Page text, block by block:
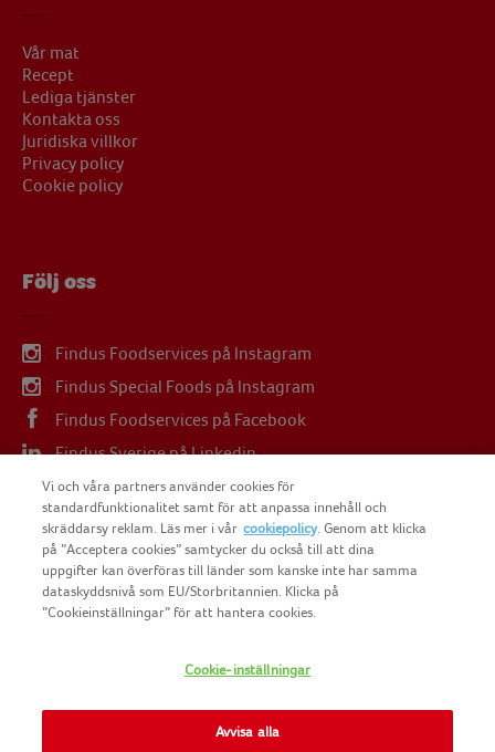
Vår mat
Recept
Lediga tjänster
Kontakta oss
Juridiska villkor
Privacy policy
Cookie policy
Följ oss
Findus Foodservices på Instagram
Findus Special Foods på Instagram
Findus Foodservices på Facebook
Findus Sverige på Linkedin
Findus Sverige på Youtube
COPYRIGHT FINDUS SVERIGE AB 2025
FINDUS
NOMAD FOODS
Vi och våra partners använder cookies för
standardfunktionalitet samt för att anpassa innehåll och
skräddarsy reklam. Läs mer i vår cookiepolicy. Genom att klicka
på ”Acceptera cookies” samtycker du också till att dina
uppgifter kan överföras till länder som kanske inte har samma
dataskyddsnivå som EU/Storbritannien. Klicka på
”Cookieinställningar” för att hantera cookies.
Cookie-inställningar
Avvisa alla